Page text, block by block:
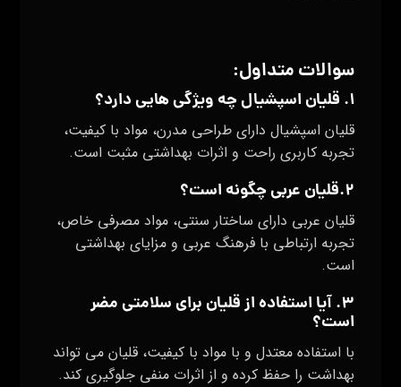
سوالات متداول:
۱. قلیان اسپشیال چه ویژگی‌ هایی دارد؟
قلیان اسپشیال دارای طراحی مدرن، مواد با کیفیت،
تجربه کاربری راحت و اثرات بهداشتی مثبت است.
۲.قلیان عربی چگونه است؟
قلیان عربی دارای ساختار سنتی، مواد مصرفی خاص،
تجربه ارتباطی با فرهنگ عربی و مزایای بهداشتی
است.
۳. آیا استفاده از قلیان برای سلامتی مضر
است؟
با استفاده معتدل و با مواد با کیفیت، قلیان می‌ تواند
بهداشت را حفظ کرده و از اثرات منفی جلوگیری کند.